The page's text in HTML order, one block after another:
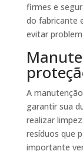
firmes e
do fabricante
evitar
A
garantir sua
realizar
resíduos que
importante